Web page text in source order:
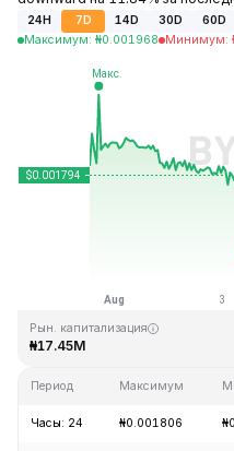
24H 7D 14D 30D 60D
Максимум: ₦0.001968 Минимум:
Последнее обновление: 12:52 GMT+0
Рын. капитализация
₦17.45M
Период Максимум
Часы: 24 ₦0.001806